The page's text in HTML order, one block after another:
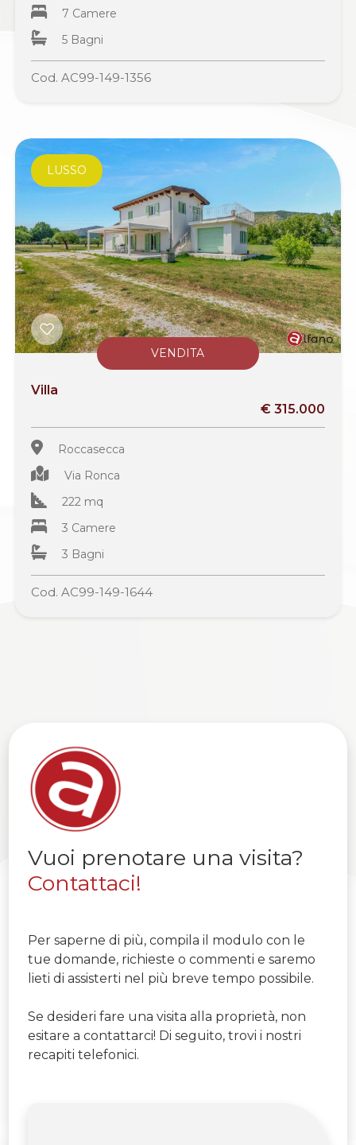
7 Camere
5 Bagni
Cod. AC99-149-1356
VENDITA
LUSSO
Villa
€ 315.000
Roccasecca
Via Ronca
222 mq
3 Camere
3 Bagni
Cod. AC99-149-1644
Vuoi prenotare una visita?
Contattaci!
Per saperne di più, compila il modulo con le
tue domande, richieste o commenti e saremo
lieti di assisterti nel più breve tempo possibile.
Se desideri fare una visita alla proprietà, non
esitare a contattarci! Di seguito, trovi i nostri
recapiti telefonici.